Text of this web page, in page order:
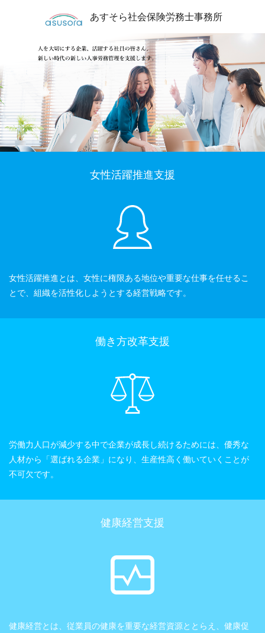
あすそら社会保険労務士事務所
女性活躍推進支援
女性活躍推進とは、女性に権限ある地位や重要な仕事を任せるこ
とで、組織を活性化しようとする経営戦略です。
働き方改革支援
労働力人口が減少する中で企業が成長し続けるためには、優秀な
人材から「選ばれる企業」になり、生産性高く働いていくことが
不可欠です。
健康経営支援
健康経営とは、従業員の健康を重要な経営資源ととらえ、健康促